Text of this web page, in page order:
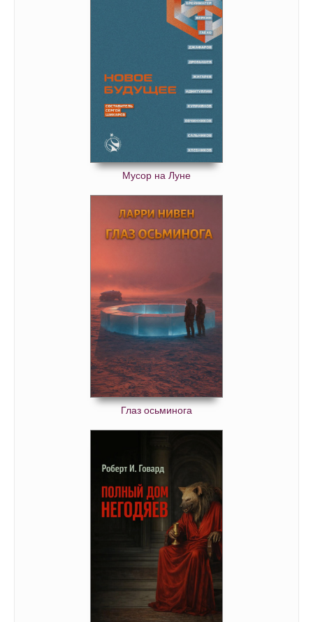
Мусор на Луне
Глаз осьминога